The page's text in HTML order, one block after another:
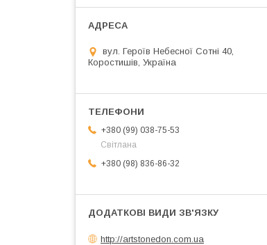
вул. Героїв Небесної Сотні 40,
Коростишів, Україна
+380 (99) 038-75-53
Світлана
+380 (98) 836-86-32
http://artstonedon.com.ua